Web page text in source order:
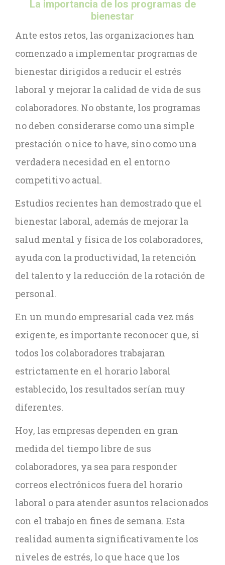
La importancia de los programas de
bienestar
Ante estos retos, las organizaciones han
comenzado a implementar programas de
bienestar dirigidos a reducir el estrés
laboral y mejorar la calidad de vida de sus
colaboradores. No obstante, los programas
no deben considerarse como una simple
prestación o nice to have, sino como una
verdadera necesidad en el entorno
competitivo actual.
Estudios recientes han demostrado que el
bienestar laboral, además de mejorar la
salud mental y física de los colaboradores,
ayuda con la productividad, la retención
del talento y la reducción de la rotación de
personal.
En un mundo empresarial cada vez más
exigente, es importante reconocer que, si
todos los colaboradores trabajaran
estrictamente en el horario laboral
establecido, los resultados serían muy
diferentes.
Hoy, las empresas dependen en gran
medida del tiempo libre de sus
colaboradores, ya sea para responder
correos electrónicos fuera del horario
laboral o para atender asuntos relacionados
con el trabajo en fines de semana. Esta
realidad aumenta significativamente los
niveles de estrés, lo que hace que los